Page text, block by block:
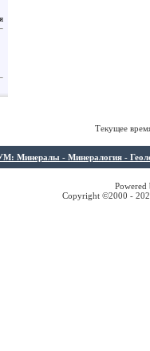
Текущее
Минералы - Минералогия -
Copyright ©2000 -